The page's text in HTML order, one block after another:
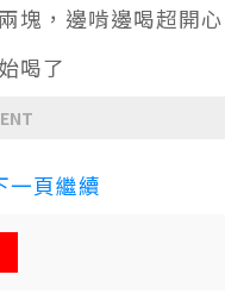
塊，邊啃邊喝超開心
喝了
一頁繼續